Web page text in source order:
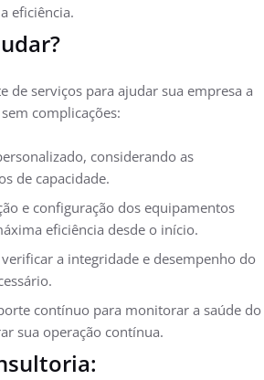
eficiência.
de serviços para ajudar sua empresa a
complicações:
considerando as
de capacidade.
e configuração dos equipamentos
eficiência desde o início.
a integridade e desempenho do
contínuo para monitorar a saúde do
sua operação contínua.